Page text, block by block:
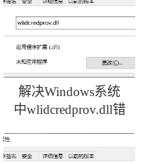
解决Windows系统
中wlidcredprov.dll错